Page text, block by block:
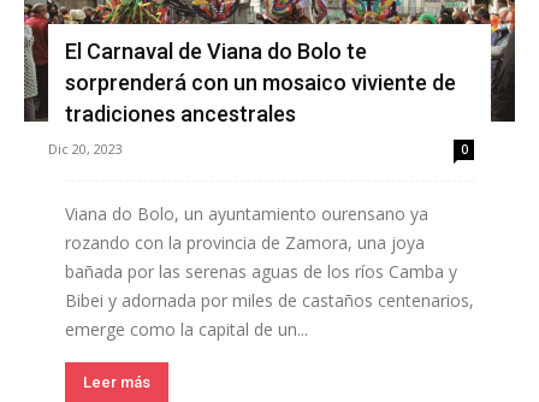
El Carnaval de Viana do Bolo te
sorprenderá con un mosaico viviente de
tradiciones ancestrales
Dic 20, 2023 0
Viana do Bolo, un ayuntamiento ourensano ya
rozando con la provincia de Zamora, una joya
bañada por las serenas aguas de los ríos Camba y
Bibei y adornada por miles de castaños centenarios,
emerge como la capital de un...
Leer más